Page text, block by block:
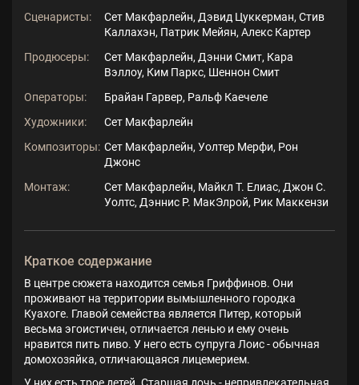
Сценаристы:
Сет Макфарлейн, Дэвид Цуккерман, Стив
Каллахэн, Патрик Мейян, Алекс Картер
Продюсеры:
Сет Макфарлейн, Дэнни Смит, Кара
Вэллоу, Ким Паркс, Шеннон Смит
Операторы:
Брайан Гарвер, Ральф Каечеле
Художники:
Сет Макфарлейн
Композиторы: Сет Макфарлейн, Уолтер Мерфи, Рон
Джонс
Монтаж:
Сет Макфарлейн, Майкл Т. Елиас, Джон С.
Уолтс, Дэннис Р. МакЭлрой, Рик Маккензи
Краткое содержание
В центре сюжета находится семья Гриффинов. Они
проживают на территории вымышленного городка
Куахоге. Главой семейства является Питер, который
весьма эгоистичен, отличается ленью и ему очень
нравится пить пиво. У него есть супруга Лоис - обычная
домохозяйка, отличающаяся лицемерием.